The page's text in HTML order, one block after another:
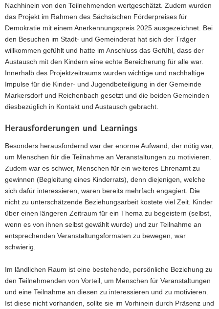
Nachhinein von den Teilnehmenden wertgeschätzt. Zudem wurden
das Projekt im Rahmen des Sächsischen Förderpreises für
Demokratie mit einem Anerkennungspreis 2025 ausgezeichnet. Bei
den Besuchen im Stadt- und Gemeinderat hat sich der Träger
willkommen gefühlt und hatte im Anschluss das Gefühl, dass der
Austausch mit den Kindern eine echte Bereicherung für alle war.
Innerhalb des Projektzeitraums wurden wichtige und nachhaltige
Impulse für die Kinder- und Jugendbeteiligung in der Gemeinde
Markersdorf und Reichenbach gesetzt und die beiden Gemeinden
diesbezüglich in Kontakt und Austausch gebracht.
Herausforderungen und Learnings
Besonders herausfordernd war der enorme Aufwand, der nötig war,
um Menschen für die Teilnahme an Veranstaltungen zu motivieren.
Zudem war es schwer, Menschen für ein weiteres Ehrenamt zu
gewinnen (Begleitung eines Kinderrats), denn diejenigen, welche
sich dafür interessieren, waren bereits mehrfach engagiert. Die
nicht zu unterschätzende Beziehungsarbeit kostete viel Zeit. Kinder
über einen längeren Zeitraum für ein Thema zu begeistern (selbst,
wenn es von ihnen selbst gewählt wurde) und zur Teilnahme an
entsprechenden Veranstaltungsformaten zu bewegen, war
schwierig.
Im ländlichen Raum ist eine bestehende, persönliche Beziehung zu
den Teilnehmenden von Vorteil, um Menschen für Veranstaltungen
und eine Teilnahme an diesen zu interessieren und zu motivieren.
Ist diese nicht vorhanden, sollte sie im Vorhinein durch Präsenz und